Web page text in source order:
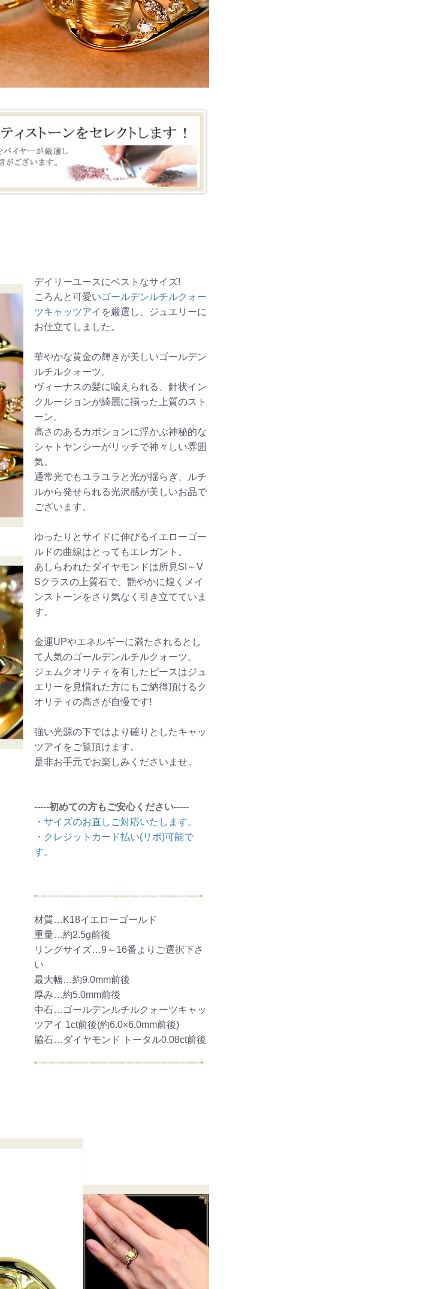
デイリーユースにベストなサイズ!
ころんと可愛いゴールデンルチルクォー
ツキャッツアイ を厳選し、ジュエリーに
お仕立てしました。
華やかな黄金の輝きが美しいゴールデン
ルチルクォーツ。
ヴィーナスの髪に喩えられる、針状イン
クルージョンが綺麗に揃った上質のスト
ーン。
高さのあるカボションに浮かぶ神秘的な
シャトヤンシーがリッチで神々しい雰囲
気。
通常光でもユラユラと光が揺らぎ、ルチ
ルから発せられる光沢感が美しいお品で
ございます。
ゆったりとサイドに伸びるイエローゴー
ルドの曲線はとってもエレガント。
あしらわれたダイヤモンドは所見SI～V
Sクラスの上質石で、艶やかに煌くメイ
ンストーンをさり気なく引き立てていま
す。
金運UPやエネルギーに満たされるとし
て人気のゴールデンルチルクォーツ。
ジェムクオリティを有したピースはジュ
エリーを見慣れた方にもご納得頂けるク
オリティの高さが自慢です!
強い光源の下ではより確りとしたキャッ
ツアイをご覧頂けます。
是非お手元でお楽しみくださいませ。
-----初めての方もご安心ください-----
・ サイズのお直しご対応いたします。
・ クレジットカード払い(リボ)可能で
す。
材質…K18イエローゴールド
重量…約2.5g前後
リングサイズ…9～16番よりご選択下さ
い
最大幅…約9.0mm前後
厚み…約5.0mm前後
中石…ゴールデンルチルクォーツキャッ
ツアイ 1ct前後(約6.0×6.0mm前後)
脇石…ダイヤモンド トータル0.08ct前後
カートを見る お買い物を続ける